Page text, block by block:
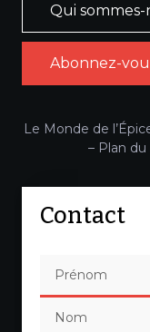
Qui sommes-
Abonnez-
Le Monde de
– Plan du
Contact